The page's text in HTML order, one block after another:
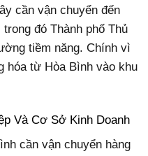
cần vận chuyển đến
đó Thành phố Thủ
tiềm năng. Chính vì
hóa từ Hòa Bình vào khu
Và Cơ Sở Kinh Doanh
cần vận chuyển hàng